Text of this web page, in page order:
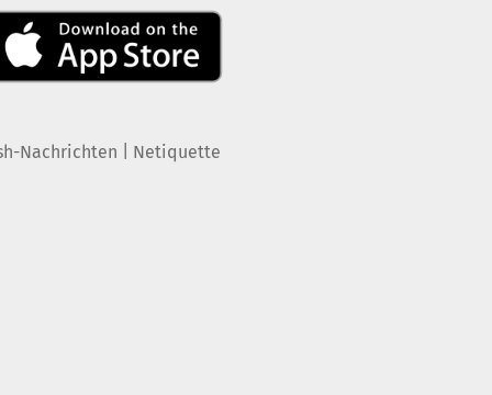
Nachrichten Netiquette